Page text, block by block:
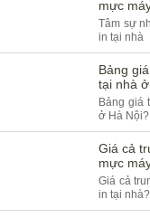
mực
Tâm sự
in tại nhà
Bảng
tại nhà
Bảng giá
ở Hà Nội?
Giá cả
mực
Giá cả
in tại nhà?